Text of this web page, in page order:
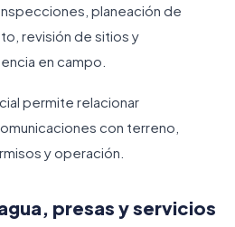
planeación de
revisión de sitios y
en campo.
permite relacionar
con terreno,
y operación.
presas y servicios